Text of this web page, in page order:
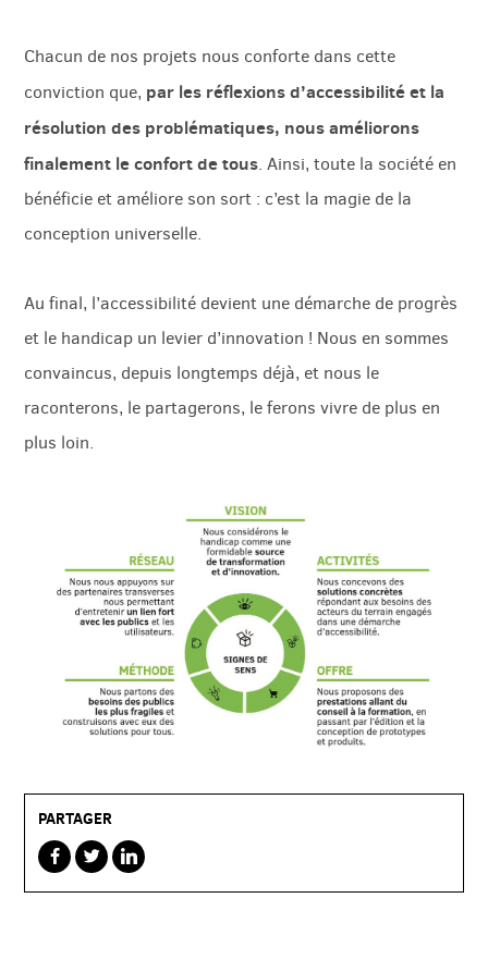
Chacun de nos projets nous conforte dans cette
conviction que, par les réflexions d’accessibilité et la
résolution des problématiques, nous améliorons
finalement le confort de tous. Ainsi, toute la société en
bénéficie et améliore son sort : c’est la magie de la
conception universelle.
Au final, l’accessibilité devient une démarche de progrès
et le handicap un levier d’innovation ! Nous en sommes
convaincus, depuis longtemps déjà, et nous le
raconterons, le partagerons, le ferons vivre de plus en
plus loin.
PARTAGER
sur
facebook
sur
twitterbird
sur
linkedin